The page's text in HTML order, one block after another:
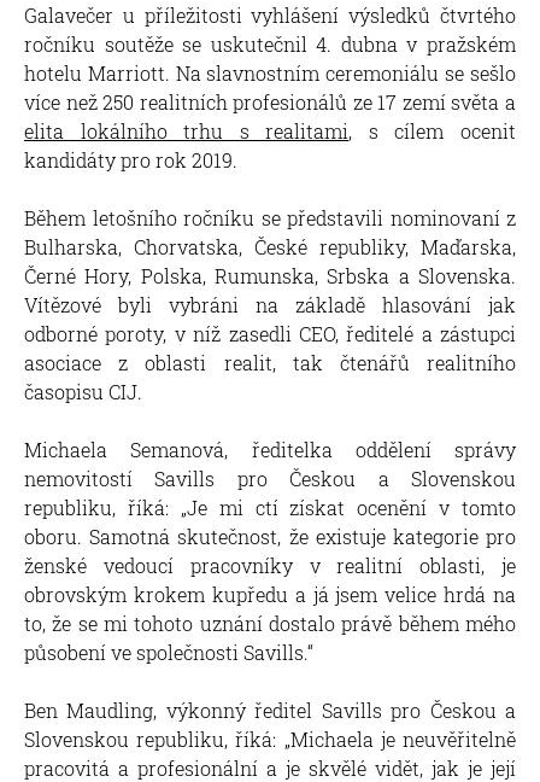
Galavečer u příležitosti vyhlášení výsledků čtvrtého
ročníku soutěže se uskutečnil 4. dubna v pražském
hotelu Marriott. Na slavnostním ceremoniálu se sešlo
více než 250 realitních profesionálů ze 17 zemí světa a
elita lokálního trhu s realitami, s cílem ocenit
kandidáty pro rok 2019.
Během letošního ročníku se představili nominovaní z
Bulharska, Chorvatska, České republiky, Maďarska,
Černé Hory, Polska, Rumunska, Srbska a Slovenska.
Vítězové byli vybráni na základě hlasování jak
odborné poroty, v níž zasedli CEO, ředitelé a zástupci
asociace z oblasti realit, tak čtenářů realitního
časopisu CIJ.
Michaela Semanová, ředitelka oddělení správy
nemovitostí Savills pro Českou a Slovenskou
republiku, říká: „Je mi ctí získat ocenění v tomto
oboru. Samotná skutečnost, že existuje kategorie pro
ženské vedoucí pracovníky v realitní oblasti, je
obrovským krokem kupředu a já jsem velice hrdá na
to, že se mi tohoto uznání dostalo právě během mého
působení ve společnosti Savills.“
Ben Maudling, výkonný ředitel Savills pro Českou a
Slovenskou republiku, říká: „Michaela je neuvěřitelně
pracovitá a profesionální a je skvělé vidět, jak je její